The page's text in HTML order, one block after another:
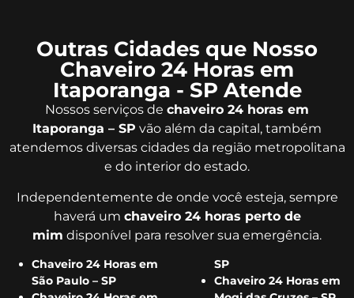
Outras Cidades que Nosso
Chaveiro 24 Horas em
Itaporanga - SP Atende
Nossos serviços de chaveiro 24 horas em
Itaporanga – SP vão além da capital, também
atendemos diversas cidades da região metropolitana
e do interior do estado.
Independentemente de onde você esteja, sempre
haverá um chaveiro 24 horas perto de
mim disponível para resolver sua emergência.
Chaveiro 24 Horas em
São Paulo – SP
SP
Chaveiro 24 Horas em